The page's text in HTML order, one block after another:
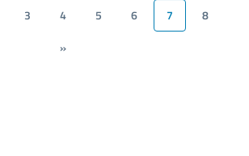
3 4 5 6 7
8
»